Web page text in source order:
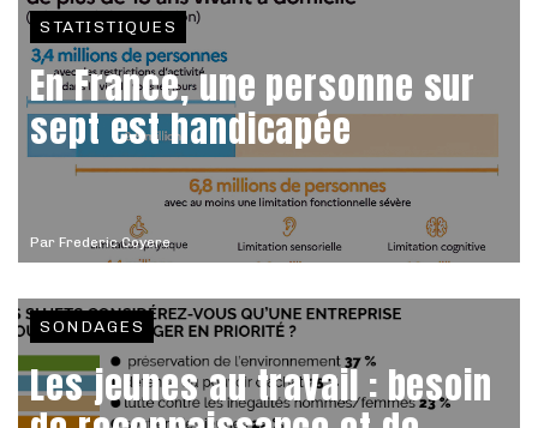
Par Frederic Coyere
STATISTIQUES
En France, une personne sur
sept est handicapée
SONDAGES
Les jeunes au travail : besoin